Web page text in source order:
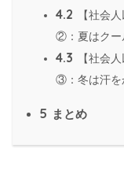
4.2
【社会
②：夏はクー
4.3
【社会
③：冬は汗を
5 まとめ